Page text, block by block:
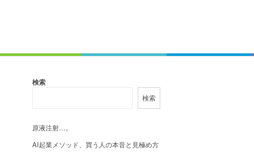
検索
検索
原液注射…。
AI起業メソッド、買う人の本音と見極め方